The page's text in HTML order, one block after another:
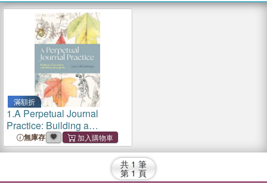
滿額折
1.A Perpetual Journal
Practice: Building a
Connection with Nature
Through Art
無庫存
共 1 筆
第 1 頁